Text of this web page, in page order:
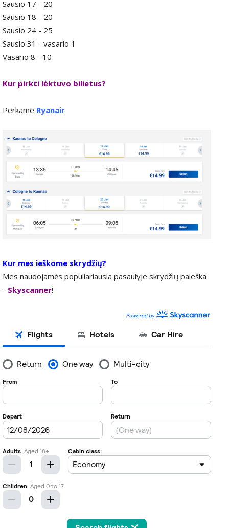
Sausio 17 - 20
Sausio 18 - 20
Sausio 24 - 25
Sausio 31 - vasario 1
Vasario 8 - 10
Kur pirkti lėktuvo bilietus?
Perkame Ryanair
Kur mes ieškome skrydžių?
Mes naudojamės populiariausia pasaulyje skrydžių paieška
- Skyscanner!